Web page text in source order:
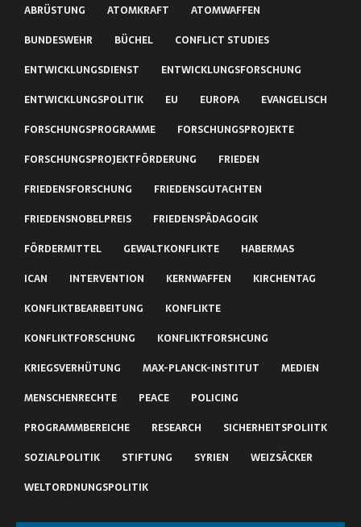
ABRÜSTUNG ATOMKRAFT
ATOMWAFFEN
BUNDESWEHR
BÜCHEL
CONFLICT STUDIES
ENTWICKLUNGSDIENST
ENTWICKLUNGSFORSCHUNG
ENTWICKLUNGSPOLITIK
EU EUROPA
EVANGELISCH
FORSCHUNGSPROGRAMME
FORSCHUNGSPROJEKTE
FORSCHUNGSPROJEKTFÖRDERUNG
FRIEDEN
FRIEDENSFORSCHUNG
FRIEDENSGUTACHTEN
FRIEDENSNOBELPREIS
FRIEDENSPÄDAGOGIK
FÖRDERMITTEL
GEWALTKONFLIKTE
HABERMAS
ICAN
INTERVENTION KERNWAFFEN
KIRCHENTAG
KONFLIKTBEARBEITUNG
KONFLIKTE
KONFLIKTFORSCHUNG
KONFLIKTFORSHCUNG
KRIEGSVERHÜTUNG
MAX-PLANCK-INSTITUT
MEDIEN
MENSCHENRECHTE
PEACE
POLICING
PROGRAMMBEREICHE
RESEARCH
SICHERHEITSPOLIITK
SOZIALPOLITIK
STIFTUNG SYRIEN
WEIZSÄCKER
WELTORDNUNGSPOLITIK